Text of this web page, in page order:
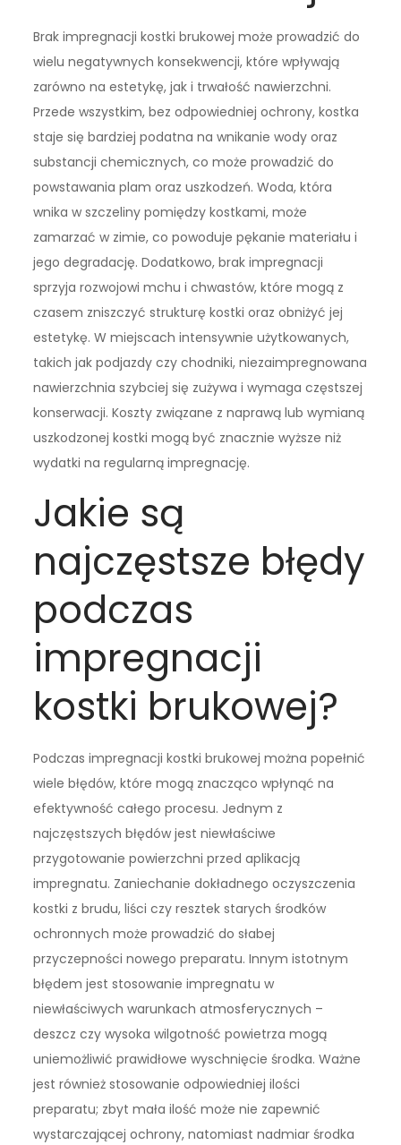
Brak impregnacji kostki brukowej może prowadzić do
wielu negatywnych konsekwencji, które wpływają
zarówno na estetykę, jak i trwałość nawierzchni.
Przede wszystkim, bez odpowiedniej ochrony, kostka
staje się bardziej podatna na wnikanie wody oraz
substancji chemicznych, co może prowadzić do
powstawania plam oraz uszkodzeń. Woda, która
wnika w szczeliny pomiędzy kostkami, może
zamarzać w zimie, co powoduje pękanie materiału i
jego degradację. Dodatkowo, brak impregnacji
sprzyja rozwojowi mchu i chwastów, które mogą z
czasem zniszczyć strukturę kostki oraz obniżyć jej
estetykę. W miejscach intensywnie użytkowanych,
takich jak podjazdy czy chodniki, niezaimpregnowana
nawierzchnia szybciej się zużywa i wymaga częstszej
konserwacji. Koszty związane z naprawą lub wymianą
uszkodzonej kostki mogą być znacznie wyższe niż
wydatki na regularną impregnację.
Jakie są
najczęstsze błędy
podczas
impregnacji
kostki brukowej?
Podczas impregnacji kostki brukowej można popełnić
wiele błędów, które mogą znacząco wpłynąć na
efektywność całego procesu. Jednym z
najczęstszych błędów jest niewłaściwe
przygotowanie powierzchni przed aplikacją
impregnatu. Zaniechanie dokładnego oczyszczenia
kostki z brudu, liści czy resztek starych środków
ochronnych może prowadzić do słabej
przyczepności nowego preparatu. Innym istotnym
błędem jest stosowanie impregnatu w
niewłaściwych warunkach atmosferycznych –
deszcz czy wysoka wilgotność powietrza mogą
uniemożliwić prawidłowe wyschnięcie środka. Ważne
jest również stosowanie odpowiedniej ilości
preparatu; zbyt mała ilość może nie zapewnić
wystarczającej ochrony, natomiast nadmiar środka